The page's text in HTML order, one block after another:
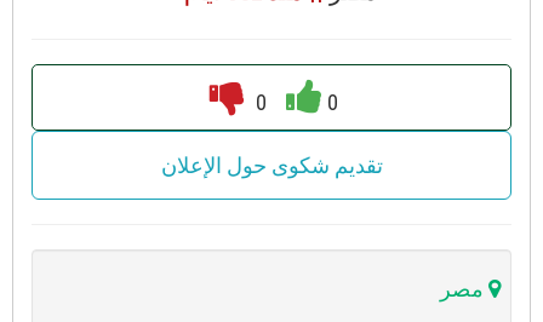
0
0
تقديم شكوى حول الإعلان
مصر